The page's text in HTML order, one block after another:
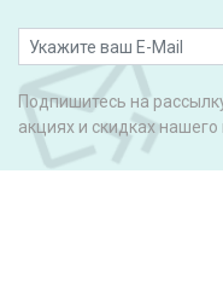
Подпишитесь на
акциях и скидках